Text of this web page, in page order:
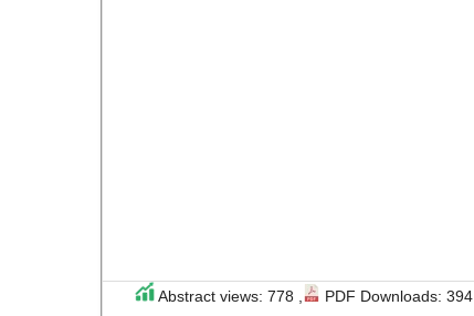
Abstract views: 778 , PDF Downloads: 394